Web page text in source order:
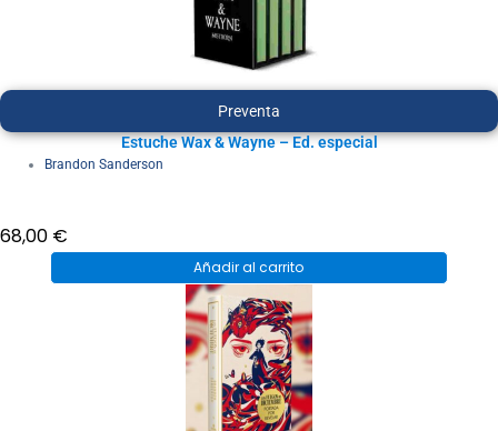
Preventa
Estuche Wax & Wayne – Ed. especial
Brandon Sanderson
68,00 €
Añadir al carrito